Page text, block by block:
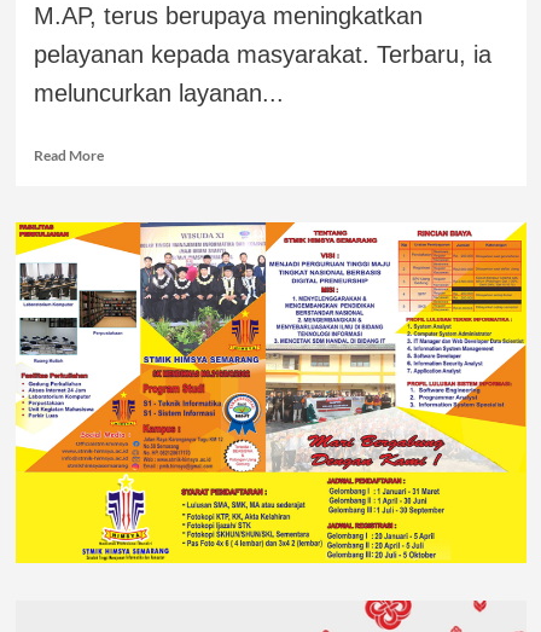
M.AP, terus berupaya meningkatkan
pelayanan kepada masyarakat. Terbaru, ia
meluncurkan layanan...
Read More